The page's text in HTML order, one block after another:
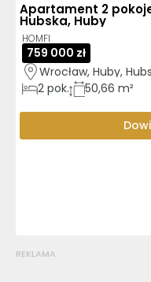
Apartament 2
Hubska, Huby
HOMFI
759 000 zł
Wrocław, Huby,
2 pok. 50,66 m²
REKLAMA